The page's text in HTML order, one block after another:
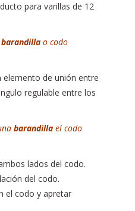
para varillas de 12
barandilla o codo
elemento de unión entre
regulable entre los
barandilla el codo
lados del codo.
del codo.
el codo y apretar